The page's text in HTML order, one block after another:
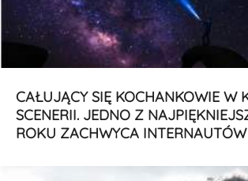
CAŁUJĄCY SIĘ KOCHANKOWIE W
SCENERII. JEDNO Z
ROKU ZACHWYCA INTERNAUTÓW